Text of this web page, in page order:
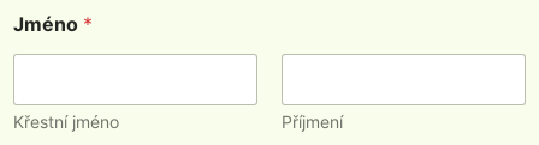
Jméno *
Křestní jméno Příjmení